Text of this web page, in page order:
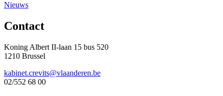
Nieuws
Contact
Koning Albert II-laan 15 bus 520
1210 Brussel
kabinet.crevits@vlaanderen.be
02/552 68 00